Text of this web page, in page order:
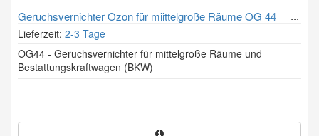
Geruchsvernichter Ozon für miittelgroße Räume OG 44
Lieferzeit: 2-3 Tage
OG44 - Geruchsvernichter für mittelgroße Räume und
Bestattungskraftwagen (BKW)